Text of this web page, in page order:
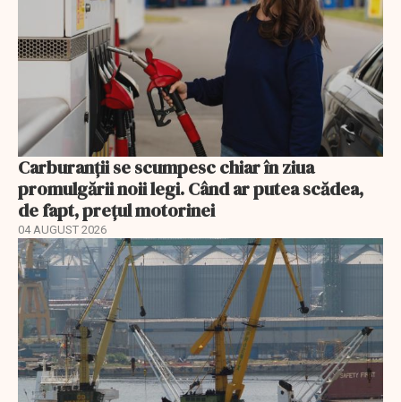
Carburanții se scumpesc chiar în ziua
promulgării noii legi. Când ar putea scădea,
de fapt, prețul motorinei
04 AUGUST 2026